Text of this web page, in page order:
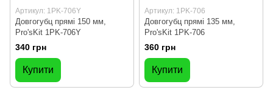
Артикул: 1PK-706Y
Довгогубц прямі 150 мм,
Pro'sKit 1PK-706Y
340 грн
Купити
Артикул: 1PK-706
Довгогубц прямі 135 мм,
Pro'sKit 1PK-706
360 грн
Купити